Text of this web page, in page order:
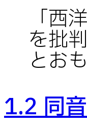
「西
を批
とお
1.2 同